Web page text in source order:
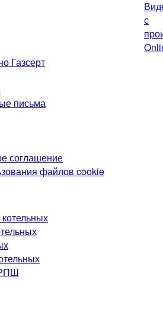
Газсерт
письма
соглашение
файлов cookie